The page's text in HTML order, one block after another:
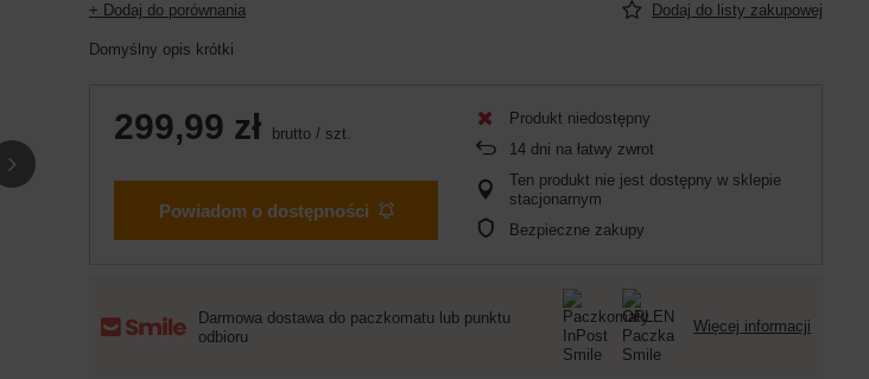
+ Dodaj do porównania Dodaj do listy zakupowej
Domyślny opis krótki
299,99 zł brutto / szt.
Powiadom o dostępności
Produkt niedostępny
14 dni na łatwy zwrot
Ten produkt nie jest dostępny w sklepie
stacjonarnym
Bezpieczne zakupy
Darmowa dostawa do paczkomatu lub punktu
odbioru
Więcej informacji